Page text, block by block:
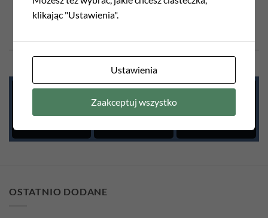
0hours
0
OSTATNIO DODANE
klikając "Ustawienia".
Ustawienia
Zaakceptuj wszystko